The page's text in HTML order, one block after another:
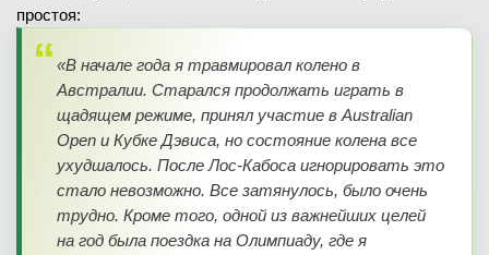
простоя:
«В начале года я травмировал колено в
Австралии. Старался продолжать играть в
щадящем режиме, принял участие в Australian
Open и Кубке Дэвиса, но состояние колена все
ухудшалось. После Лос-Кабоса игнорировать это
стало невозможно. Все затянулось, было очень
трудно. Кроме того, одной из важнейших целей
на год была поездка на Олимпиаду, где я